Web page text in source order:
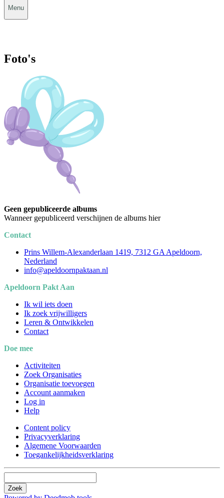
Menu
Foto's
Geen gepubliceerde albums
Wanneer gepubliceerd verschijnen de albums hier
Contact
Prins Willem-Alexanderlaan 1419, 7312 GA Apeldoorn,
Nederland
info@apeldoornpaktaan.nl
Apeldoorn Pakt Aan
Ik wil iets doen
Ik zoek vrijwilligers
Leren & Ontwikkelen
Contact
Doe mee
Activiteiten
Zoek Organisaties
Organisatie toevoegen
Account aanmaken
Log in
Help
Content policy
Privacyverklaring
Algemene Voorwaarden
Toegankelijkheidsverklaring
Zoek